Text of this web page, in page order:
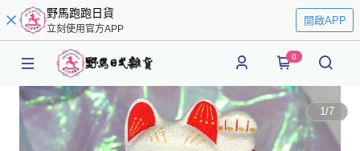
野馬跑跑日貨
立刻使用官方APP
開啟APP
0
1/7